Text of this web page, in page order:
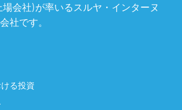
会社)が率いるスルヤ・インターヌ
社です。
る投資